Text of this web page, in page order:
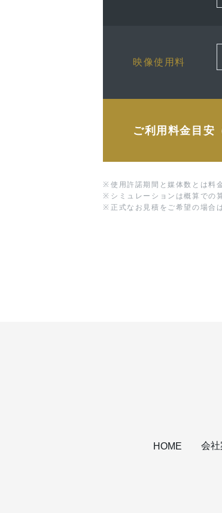
映像使用料
ご利用料金目安
※ 使用許諾期間と媒体数とは料
※ シミュレーションは概算での
※ 正式なお見積をご希望の場合
HOME 会社